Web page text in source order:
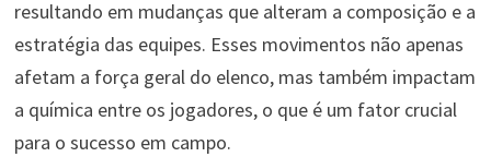
resultando em mudanças que alteram a composição e a
estratégia das equipes. Esses movimentos não apenas
afetam a força geral do elenco, mas também impactam
a química entre os jogadores, o que é um fator crucial
para o sucesso em campo.